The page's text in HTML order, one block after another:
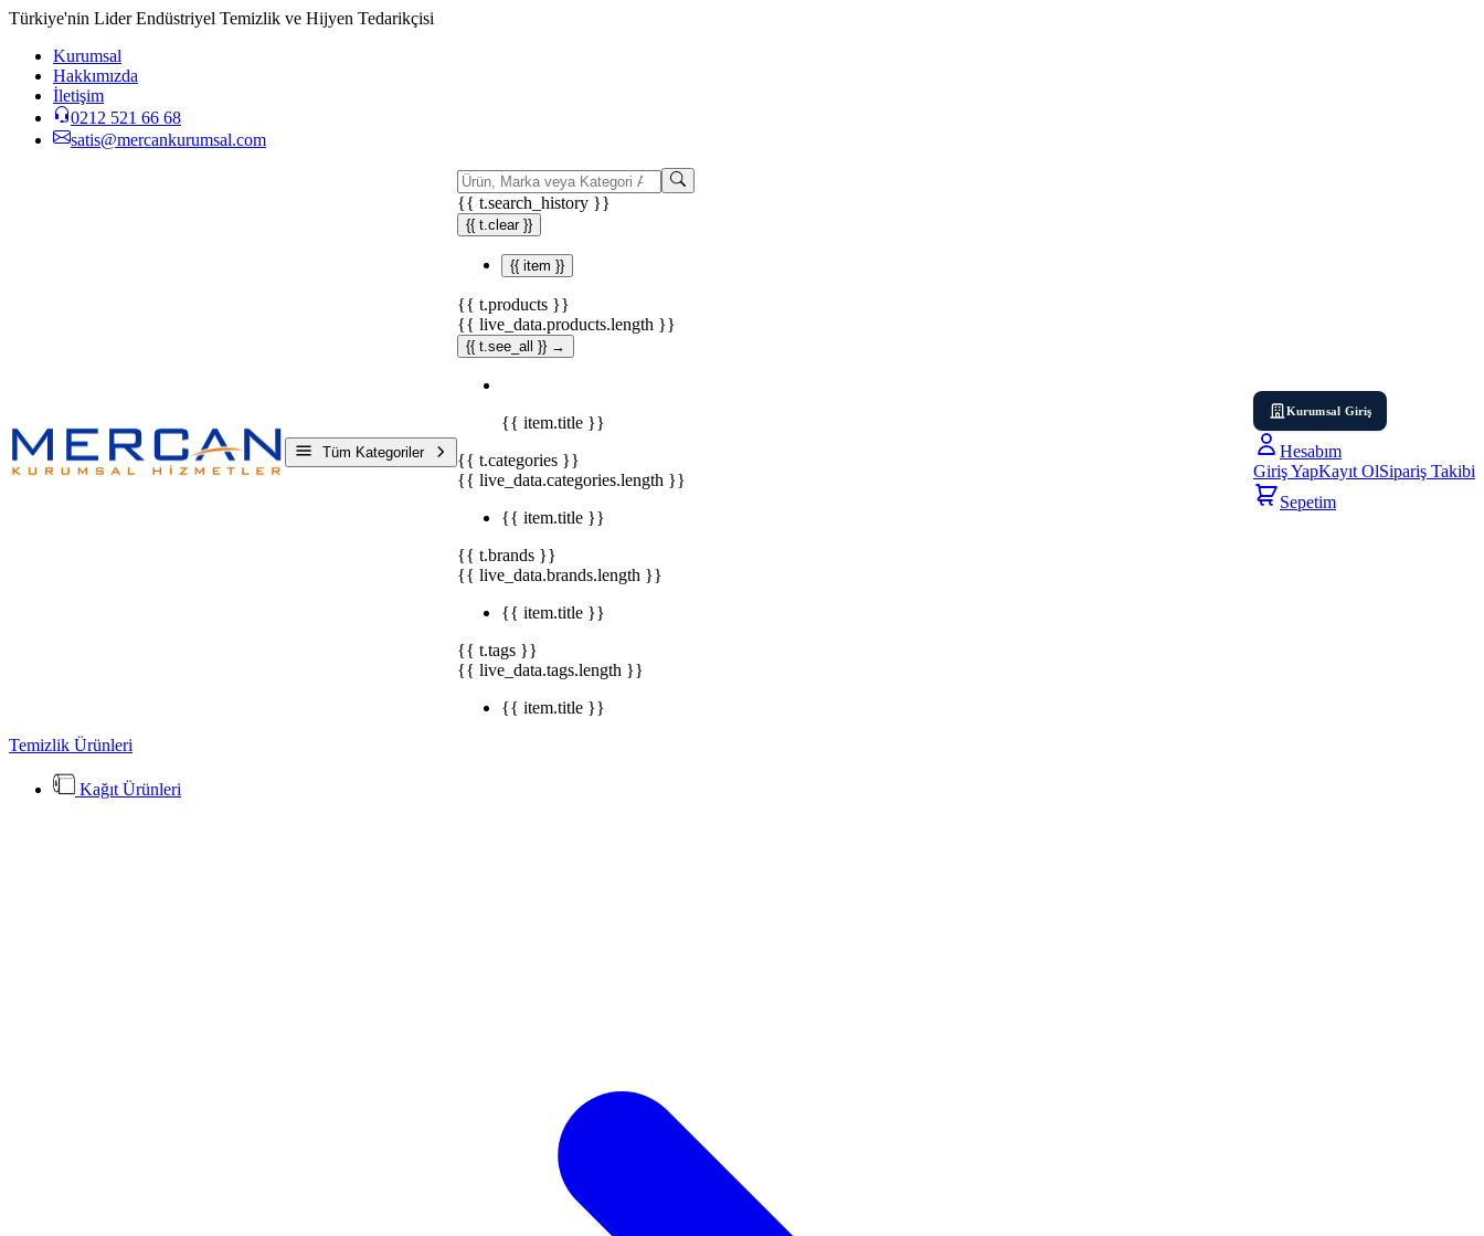
Türkiye'nin Lider Endüstriyel Temizlik ve Hijyen Tedarikçisi
Kurumsal
Hakkımızda
İletişim
0212 521 66 68
satis@mercankurumsal.com
Tüm Kategoriler
{{ t.search_history }}
{{ t.clear }}
{{ item }}
{{ t.products }}
{{ live_data.products.length }}
{{ t.see_all }} →
{{ item.title }}
{{ t.categories }}
{{ live_data.categories.length }}
{{ item.title }}
{{ t.brands }}
{{ live_data.brands.length }}
{{ item.title }}
{{ t.tags }}
{{ live_data.tags.length }}
{{ item.title }}
Kurumsal Giriş
Hesabım
Giriş YapKayıt OlSipariş Takibi
Sepetim
Temizlik Ürünleri
Kağıt Ürünleri